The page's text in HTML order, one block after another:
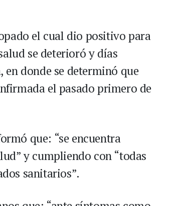
el cual dio positivo para
se deterioró y días
en donde se determinó que
el pasado primero de
que: “se encuentra
y cumpliendo con “todas
sanitarios”.